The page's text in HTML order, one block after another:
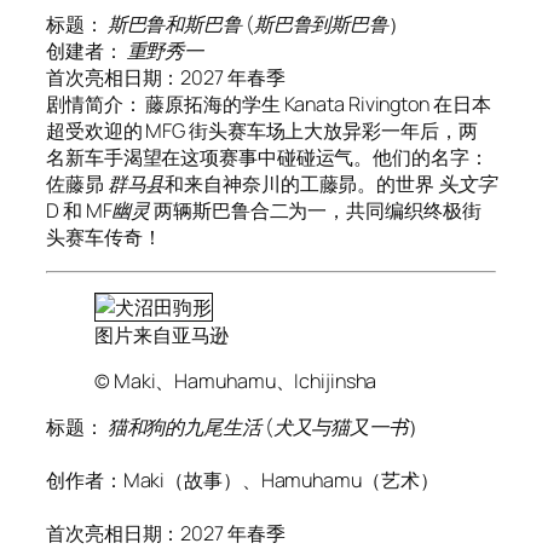
标题： 斯巴鲁和斯巴鲁 (斯巴鲁到斯巴鲁）
创建者： 重野秀一
首次亮相日期：2027 年春季
剧情简介： 藤原拓海的学生 Kanata Rivington 在日本
超受欢迎的 MFG 街头赛车场上大放异彩一年后，两
名新车手渴望在这项赛事中碰碰运气。他们的名字：
佐藤昴 群马县和来自神奈川的工藤昴。的世界 头文字
D和 MF幽灵两辆斯巴鲁合二为一，共同编织终极街
头赛车传奇！
图片来自亚马逊
© Maki、Hamuhamu、Ichijinsha
标题： 猫和狗的九尾生活(犬又与猫又一书）
创作者：Maki（故事）、Hamuhamu（艺术）
首次亮相日期：2027 年春季